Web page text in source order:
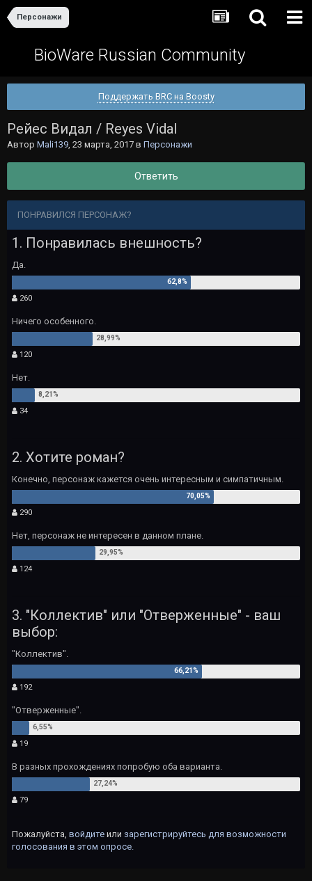
Персонажи
BioWare Russian Community
Поддержать BRC на Boosty
Рейес Видал / Reyes Vidal
Автор Mali139, 23 марта, 2017 в Персонажи
Ответить
ПОНРАВИЛСЯ ПЕРСОНАЖ?
1. Понравилась внешность?
Да.
260
Ничего особенного.
120
Нет.
34
2. Хотите роман?
Конечно, персонаж кажется очень интересным и симпатичным.
290
Нет, персонаж не интересен в данном плане.
124
3. "Коллектив" или "Отверженные" - ваш
выбор:
"Коллектив".
192
"Отверженные".
19
В разных прохождениях попробую оба варианта.
79
Пожалуйста, войдите или зарегистрируйтесь для возможности
голосования в этом опросе.